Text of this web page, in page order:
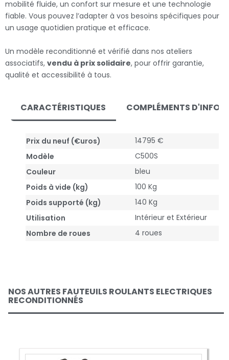
mobilité fluide, un confort sur mesure et une technologie
fiable. Vous pouvez l’adapter à vos besoins spécifiques pour
un usage quotidien pratique et efficace.
Un modèle reconditionné et vérifié dans nos ateliers
associatifs, vendu à prix solidaire, pour offrir garantie,
qualité et accessibilité à tous.
CARACTÉRISTIQUES COMPLÉMENTS
Prix du neuf (€uros)
14795 €
Modèle
C500S
Couleur
bleu
Poids à vide (kg)
100 Kg
Poids supporté (kg)
140 Kg
Utilisation
Intérieur et Extérieur
Nombre de roues
4 roues
NOS AUTRES FAUTEUILS ROULANTS ELECTRIQUES
RECONDITIONNÉS